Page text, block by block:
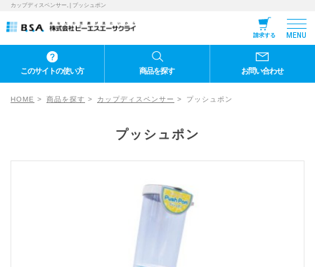
カップディスペンサー, | プッシュポン
請求する MENU
このサイトの使い方 商品を探す お問い合わせ
HOME 商品を探す カップディスペンサー プッシュポン
プッシュポン